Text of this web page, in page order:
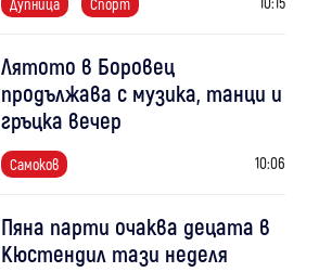
Лятото в Боровец
продължава с музика, танци и
гръцка вечер
Самоков 10:06
Пяна парти очаква децата в
Кюстендил тази неделя